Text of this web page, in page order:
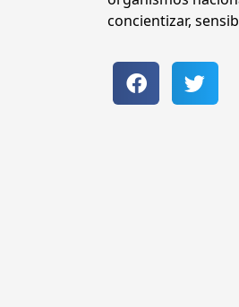
concientizar,